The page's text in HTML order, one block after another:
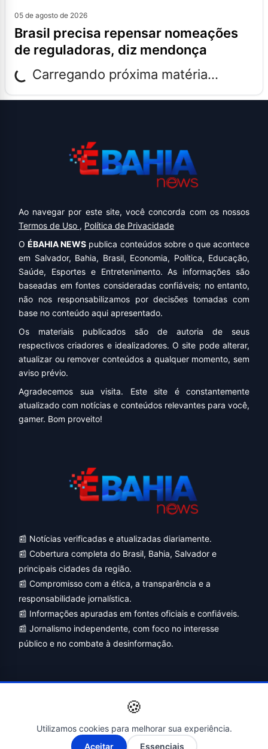
05 de agosto de 2026
brasil precisa repensar nomeações
de reguladoras, diz mendonça
Carregando próxima matéria...
Ao navegar por este site, você concorda com os nossos
Termos de Uso , Política de Privacidade
OÉBAHIA NEWS publica conteúdos sobre o que acontece
em Salvador, Bahia, Brasil, Economia, Política, Educação,
Saúde, Esportes e Entretenimento. As informações são
baseadas em fontes consideradas confiáveis; no entanto,
não nos responsabilizamos por decisões tomadas com
base no conteúdo aqui apresentado.
Os materiais publicados são de autoria de seus
respectivos criadores e idealizadores. O site pode alterar,
atualizar ou remover conteúdos a qualquer momento, sem
aviso prévio.
Agradecemos sua visita. Este site é constantemente
atualizado com notícias e conteúdos relevantes para você,
gamer. Bom proveito!
📰 Notícias verificadas e atualizadas diariamente.
📰 Cobertura completa do Brasil, Bahia, Salvador e
principais cidades da região.
📰 Compromisso com a ética, a transparência e a
responsabilidade jornalística.
📰 Informações apuradas em fontes oficiais e confiáveis.
📰 Jornalismo independente, com foco no interesse
público e no combate à desinformação.
A- A+
🍪
Utilizamos cookies para melhorar sua experiência.
Aceitar
Essenciais